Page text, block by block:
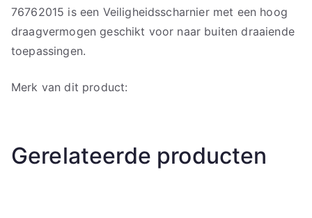
76762015 is een Veiligheidsscharnier met een hoog
draagvermogen geschikt voor naar buiten draaiende
toepassingen.
Merk van dit product:
Gerelateerde producten